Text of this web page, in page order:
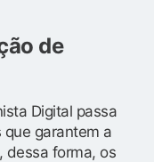
de
Digital passa
garantem a
dessa forma, os